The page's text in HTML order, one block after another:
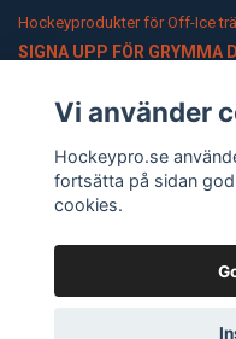
Hockeyprodukter för Off-Ice
SIGNA UPP FÖR GRYMMA
©
Vi använder
Hockeypro.se
fortsätta på sidan
cookies.